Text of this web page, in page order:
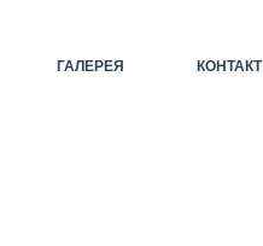
ГАЛЕРЕЯ КОНТАКТ